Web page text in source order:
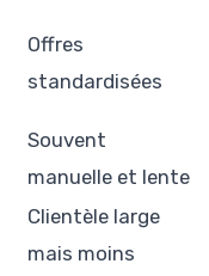
Offres
standardisées
Souvent
manuelle et lente
Clientèle large
mais moins